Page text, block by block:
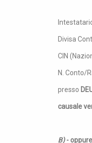
Divisa
CIN
N. Conto/
presso
causale
B)-